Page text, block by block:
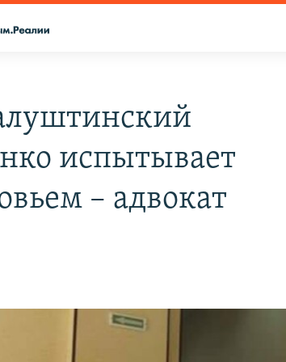
испытывает
– адвокат